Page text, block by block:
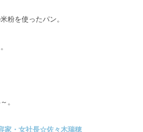
粉を使ったパン。
。